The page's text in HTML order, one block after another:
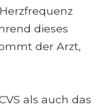
dieses
der Arzt,
als auch das